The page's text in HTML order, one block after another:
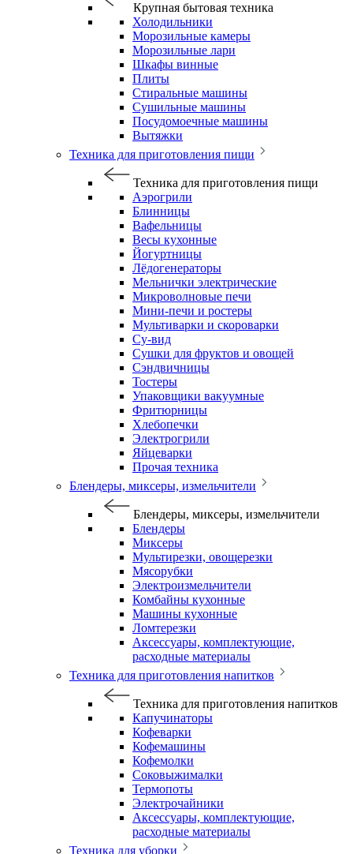
Крупная бытовая техника
Холодильники
Морозильные камеры
Морозильные лари
Шкафы винные
Плиты
Стиральные машины
Сушильные машины
Посудомоечные машины
Вытяжки
Техника для приготовления пищи
Техника для приготовления пищи
Аэрогрили
Блинницы
Вафельницы
Весы кухонные
Йогуртницы
Лёдогенераторы
Мельнички электрические
Микроволновые печи
Мини-печи и ростеры
Мультиварки и скороварки
Су-вид
Сушки для фруктов и овощей
Сэндвичницы
Тостеры
Упаковщики вакуумные
Фритюрницы
Хлебопечки
Электрогрили
Яйцеварки
Прочая техника
Блендеры, миксеры, измельчители
Блендеры, миксеры, измельчители
Блендеры
Миксеры
Мультирезки, овощерезки
Мясорубки
Электроизмельчители
Комбайны кухонные
Машины кухонные
Ломтерезки
Аксессуары, комплектующие,
расходные материалы
Техника для приготовления напитков
Техника для приготовления напитков
Капучинаторы
Кофеварки
Кофемашины
Кофемолки
Соковыжималки
Термопоты
Электрочайники
Аксессуары, комплектующие,
расходные материалы
Техника для уборки